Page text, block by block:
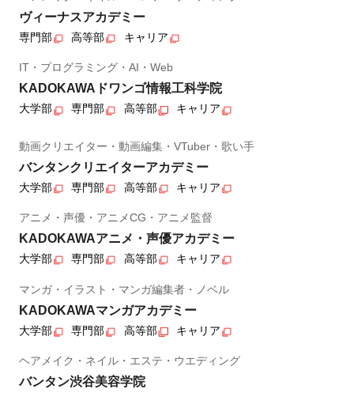
ヴィーナスアカデミー
専門部 高等部 キャリア
IT・プログラミング・AI・Web
KADOKAWAドワンゴ情報工科学院
大学部 専門部 高等部 キャリア
動画クリエイター・動画編集・VTuber・歌い手
バンタンクリエイターアカデミー
大学部 専門部 高等部 キャリア
アニメ・声優・アニメCG・アニメ監督
KADOKAWAアニメ・声優アカデミー
大学部 専門部 高等部 キャリア
マンガ・イラスト・マンガ編集者・ノベル
KADOKAWAマンガアカデミー
大学部 専門部 高等部 キャリア
ヘアメイク・ネイル・エステ・ウエディング
バンタン渋谷美容学院